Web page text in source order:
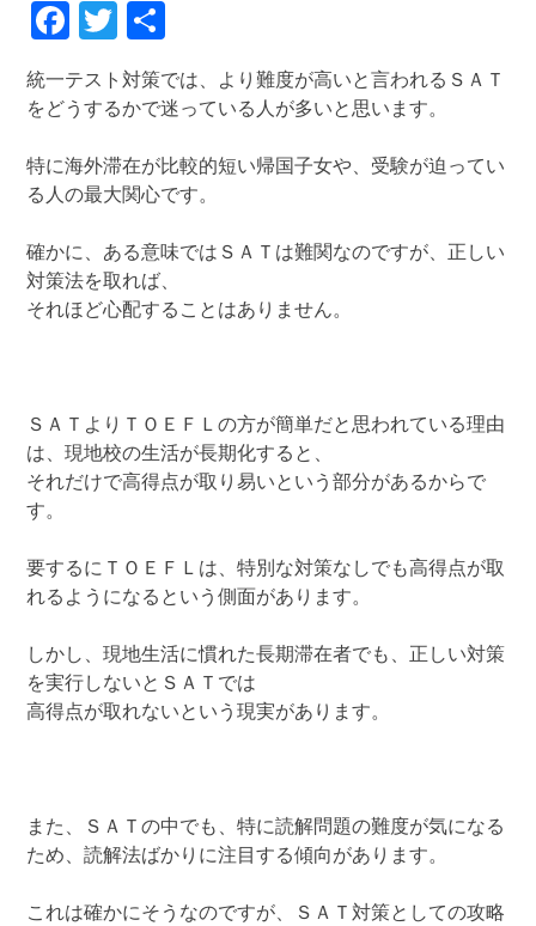
Facebook
Twitter
統一テスト対策では、より難度が高いと言われるＳＡＴ
をどうするかで迷っている人が多いと思います。
特に海外滞在が比較的短い帰国子女や、受験が迫ってい
る人の最大関心です。
確かに、ある意味ではＳＡＴは難関なのですが、正しい
対策法を取れば、
それほど心配することはありません。
ＳＡＴよりＴＯＥＦＬの方が簡単だと思われている理由
は、現地校の生活が長期化すると、
それだけで高得点が取り易いという部分があるからで
す。
要するにＴＯＥＦＬは、特別な対策なしでも高得点が取
れるようになるという側面があります。
しかし、現地生活に慣れた長期滞在者でも、正しい対策
を実行しないとＳＡＴでは
高得点が取れないという現実があります。
また、ＳＡＴの中でも、特に読解問題の難度が気になる
ため、読解法ばかりに注目する傾向があります。
これは確かにそうなのですが、ＳＡＴ対策としての攻略